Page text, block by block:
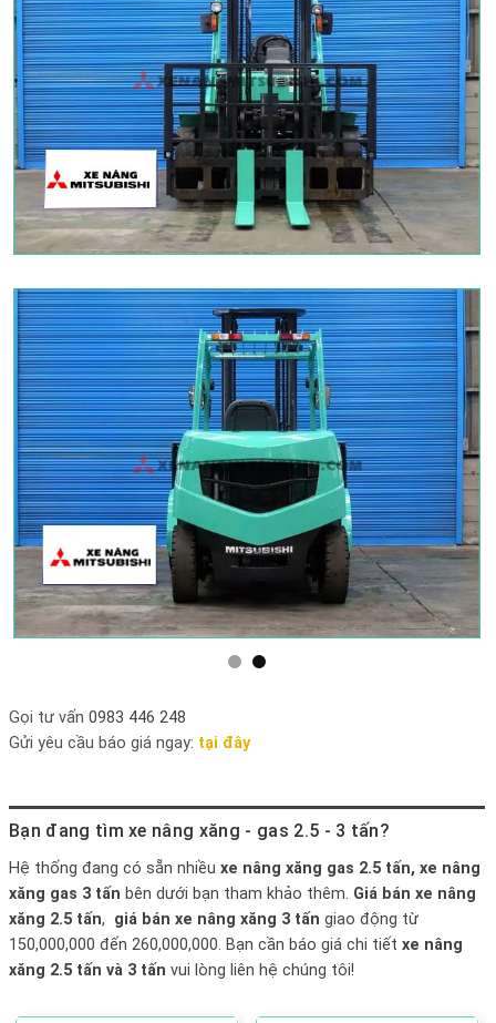
Gọi tư vấn 0983 446 248
Gửi yêu cầu báo giá ngay: tại đây
Bạn đang tìm xe nâng xăng - gas 2.5 - 3 tấn?
Hệ thống đang có sẵn nhiều xe nâng xăng gas 2.5 tấn, xe nâng
xăng gas 3 tấn bên dưới bạn tham khảo thêm. Giá bán xe nâng
xăng 2.5 tấn, giá bán xe nâng xăng 3 tấn giao động từ
150,000,000 đến 260,000,000. Bạn cần báo giá chi tiết xe nâng
xăng 2.5 tấn và 3 tấn vui lòng liên hệ chúng tôi!